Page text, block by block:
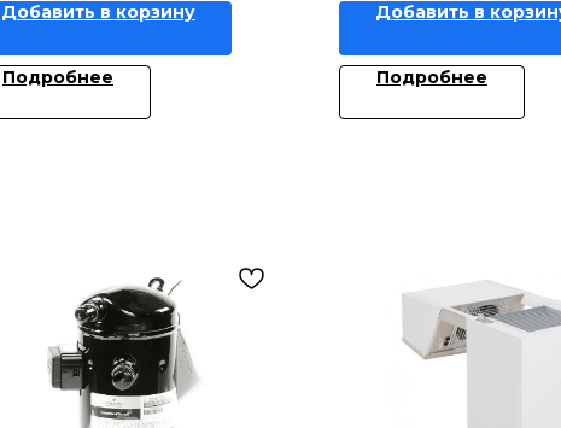
Добавить в корзину
Подробнее
Добавить в
Подробнее